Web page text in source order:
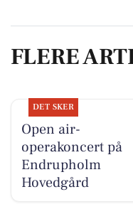
FLERE
DET SKER
Open air-
operakoncert på
Endrupholm
Hovedgård